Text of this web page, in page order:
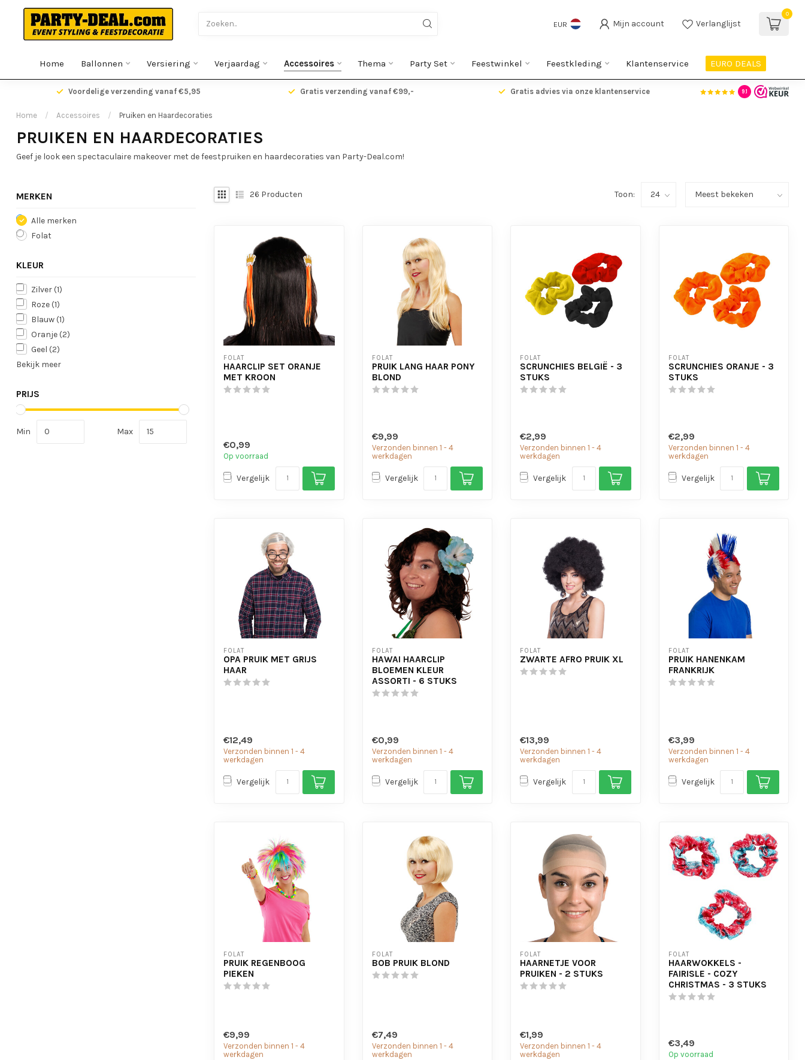
EUR Mijn account Verlanglijst
0
Home Ballonnen Versiering Verjaardag Accessoires Thema Party Set Feestwinkel Feestkleding Klantenservice EURO DEALS
Voordelige verzending vanaf €5,95 Gratis verzending vanaf €99,- Gratis advies via onze klantenservice 9.1
Home / Accessoires / Pruiken en Haardecoraties
PRUIKEN EN HAARDECORATIES
Geef je look een spectaculaire makeover met de feestpruiken en haardecoraties van Party-Deal.com!
MERKEN
Alle merken
Folat
KLEUR
Zilver (1)
Roze (1)
Blauw (1)
Oranje (2)
Geel (2)
Bekijk meer
PRIJS
Min Max
26 Producten Toon:
FOLAT
HAARCLIP SET ORANJE
MET KROON
€0,99
Op voorraad
Vergelijk
FOLAT
PRUIK LANG HAAR PONY
BLOND
€9,99
Verzonden binnen 1 - 4
werkdagen
Vergelijk
FOLAT
SCRUNCHIES BELGIË - 3
STUKS
€2,99
Verzonden binnen 1 - 4
werkdagen
Vergelijk
FOLAT
SCRUNCHIES ORANJE - 3
STUKS
€2,99
Verzonden binnen 1 - 4
werkdagen
Vergelijk
FOLAT
OPA PRUIK MET GRIJS
HAAR
€12,49
Verzonden binnen 1 - 4
werkdagen
Vergelijk
FOLAT
HAWAI HAARCLIP
BLOEMEN KLEUR
ASSORTI - 6 STUKS
€0,99
Verzonden binnen 1 - 4
werkdagen
Vergelijk
FOLAT
ZWARTE AFRO PRUIK XL
€13,99
Verzonden binnen 1 - 4
werkdagen
Vergelijk
FOLAT
PRUIK HANENKAM
FRANKRIJK
€3,99
Verzonden binnen 1 - 4
werkdagen
Vergelijk
FOLAT
PRUIK REGENBOOG
PIEKEN
€9,99
Verzonden binnen 1 - 4
werkdagen
FOLAT
BOB PRUIK BLOND
€7,49
Verzonden binnen 1 - 4
werkdagen
FOLAT
HAARNETJE VOOR
PRUIKEN - 2 STUKS
€1,99
Verzonden binnen 1 - 4
werkdagen
FOLAT
HAARWOKKELS -
FAIRISLE - COZY
CHRISTMAS - 3 STUKS
€3,49
Op voorraad